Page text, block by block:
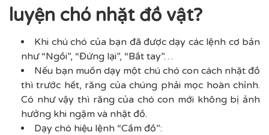
luyện chó nhặt đồ vật?
Khi chú chó của bạn đã được dạy các lệnh cơ bản
như “Ngồi”, “Đứng lại”, “Bắt tay”…
Nếu bạn muốn dạy một chú chó con cách nhặt đồ
thì trước hết, răng của chúng phải mọc hoàn chỉnh.
Có như vậy thì răng của chó con mới không bị ảnh
hưởng khi ngậm và nhặt đồ.
Dạy chó hiệu lệnh “Cầm đồ”: